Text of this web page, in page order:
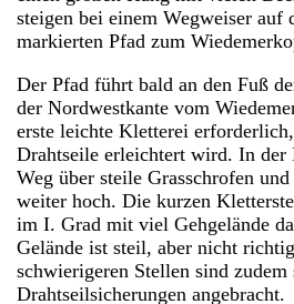
steigen bei einem Wegweiser auf
markierten Pfad zum
Der Pfad führt bald an den Fuß
der Nordwestkante vom
erste leichte Kletterei
Drahtseile erleichtert wird. In der
Weg über steile Grasschrofen
weiter hoch. Die kurzen
im I. Grad mit viel Gehgelände
Gelände ist steil, aber nicht
schwierigeren Stellen sind zudem
Drahtseilsicherungen angebracht.